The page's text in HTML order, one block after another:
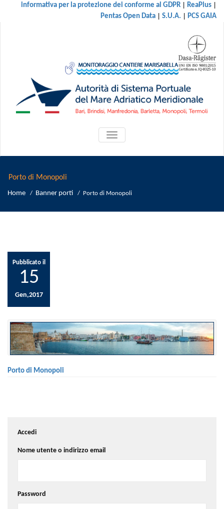
informativa per la protezione dei conforme al GDPR | ReaPlus |
Pentas Open Data | S.U.A. | PCS GAIA
ATTIVA/DISATTIVA
MENU
Porto di Monopoli
Home / Banner porti / Porto di Monopoli
Pubblicato il
15
Gen,2017
Porto di Monopoli
Accedi
Nome utente o indirizzo email
Password